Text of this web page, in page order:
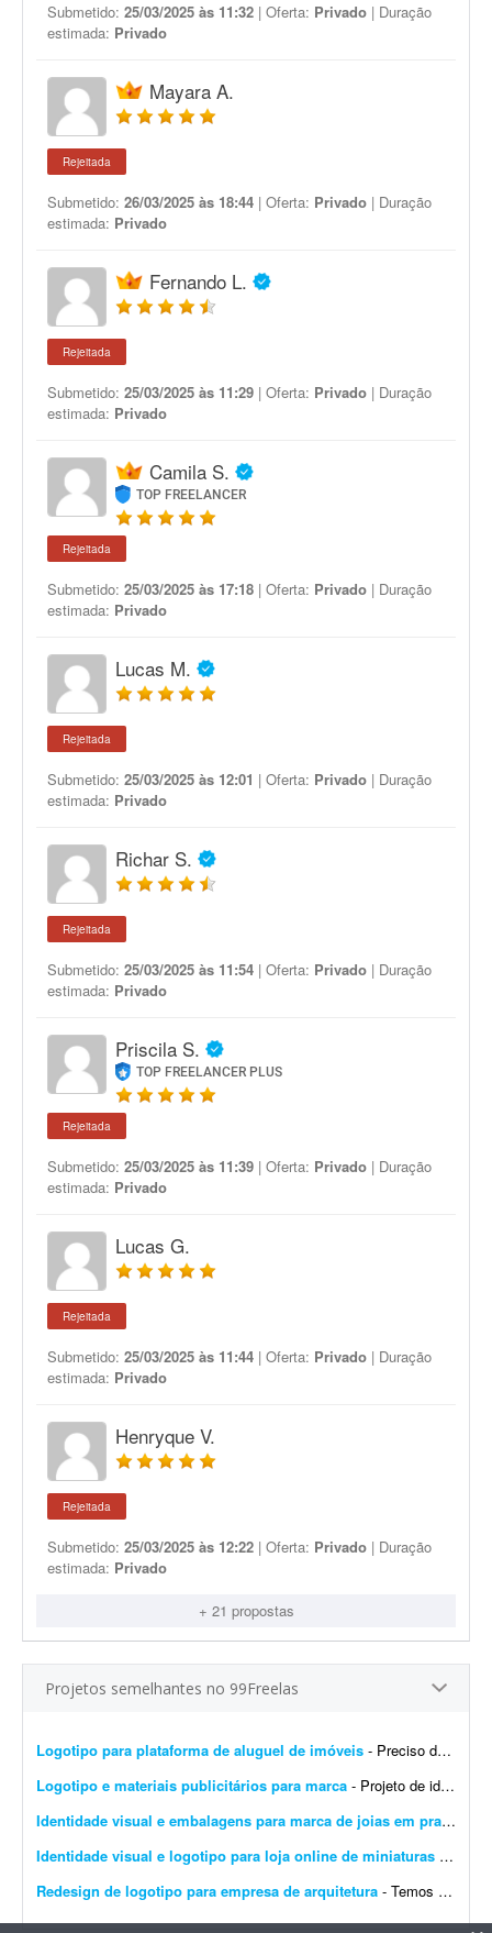
Submetido: 25/03/2025 às 11:32 | Oferta: Privado | Duração
estimada: Privado
Mayara A.
Rejeitada
Submetido: 26/03/2025 às 18:44 | Oferta: Privado | Duração
estimada: Privado
Fernando L.
Rejeitada
Submetido: 25/03/2025 às 11:29 | Oferta: Privado | Duração
estimada: Privado
Camila S.
TOP FREELANCER
Rejeitada
Submetido: 25/03/2025 às 17:18 | Oferta: Privado | Duração
estimada: Privado
Lucas M.
Rejeitada
Submetido: 25/03/2025 às 12:01 | Oferta: Privado | Duração
estimada: Privado
Richar S.
Rejeitada
Submetido: 25/03/2025 às 11:54 | Oferta: Privado | Duração
estimada: Privado
Priscila S.
TOP FREELANCER PLUS
Rejeitada
Submetido: 25/03/2025 às 11:39 | Oferta: Privado | Duração
estimada: Privado
Lucas G.
Rejeitada
Submetido: 25/03/2025 às 11:44 | Oferta: Privado | Duração
estimada: Privado
Henryque V.
Rejeitada
Submetido: 25/03/2025 às 12:22 | Oferta: Privado | Duração
estimada: Privado
+ 21 propostas
Projetos semelhantes no 99Freelas
Logotipo para plataforma de aluguel de imóveis - Preciso de um designer para produzir os arquivos finais de um logotipo já 100% definido. Não é um trabalho de criação ou conceito - o logotipo, as cores, a tipogr...
Logotipo e materiais publicitários para marca - Projeto de identidade visual - Teacher English Desenvolvimento de uma identidade visual moderna e profissional para a marca Teacher English, voltada ao ensino da língua inglesa. O projeto ...
Identidade visual e embalagens para marca de joias em prata-
Identidade visual e logotipo para loja online de miniaturas 3D
Redesign de logotipo para empresa de arquitetura - Temos uma marca chamada CSUL, que usamos atualmente para engenharia e construção. Depois criamos a empresa a partir dela voltada para arquitetura. Precisamos de um redesign do logoti...